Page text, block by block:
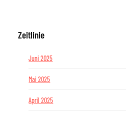
Zeitlinie
Juni 2025
Mai 2025
April 2025